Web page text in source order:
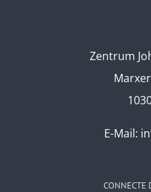
Zentrum
E-Mail:
CONNECTE